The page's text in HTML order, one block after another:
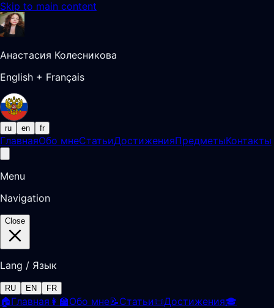
Skip to main content
Анастасия Колесникова
English + Français
ru en fr
ГлавнаяОбо мнеСтатьиДостиженияПредметыКонтакты
Menu
Navigation
Close
Lang / Язык
RU EN FR
🏠Главная 👩‍🏫Обо мне📝Статьи📜Достижения🎓